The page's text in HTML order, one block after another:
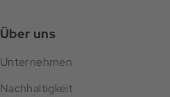
Über uns
Unternehmen
Nachhaltigkeit